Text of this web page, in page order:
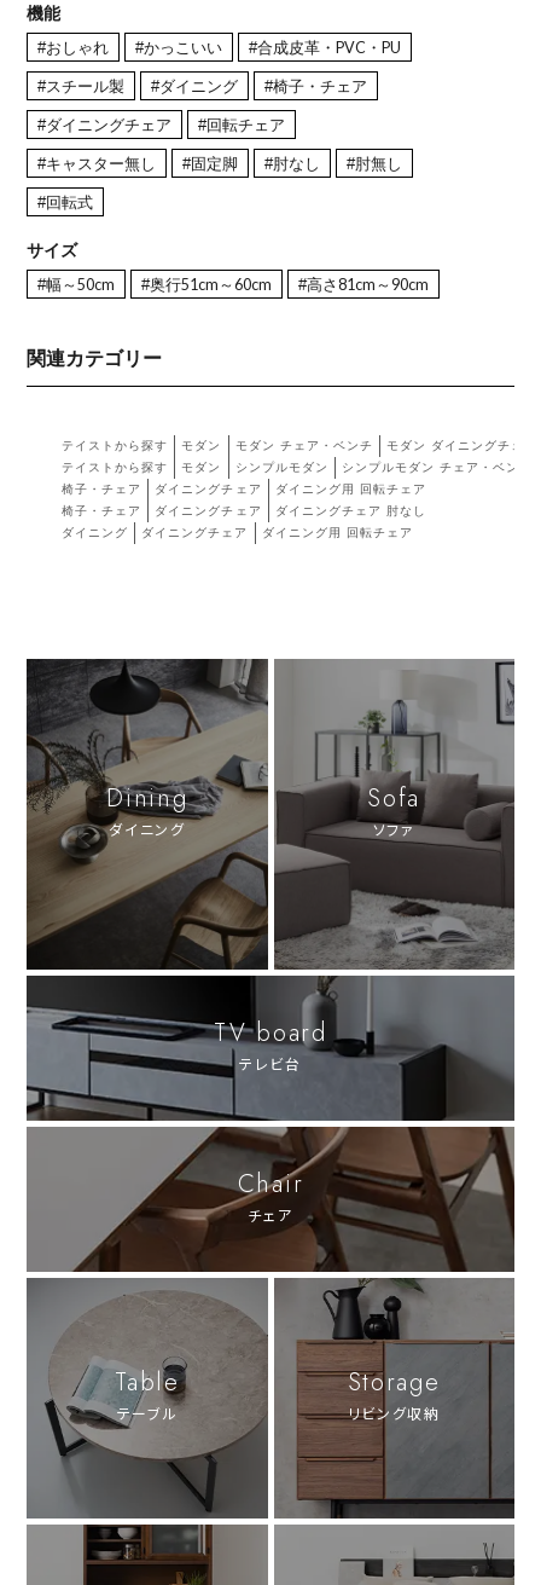
機能
#おしゃれ #かっこいい #合成皮革・PVC・PU
#スチール製 #ダイニング #椅子・チェア
#ダイニングチェア #回転チェア
#キャスター無し #固定脚 #肘なし #肘無し
#回転式
サイズ
#幅～50cm #奥行51cm～60cm #高さ81cm～90cm
関連カテゴリー
テイストから探す モダン モダン チェア・ベンチ
モダン ダイニングチェア
テイストから探す
モダン シンプルモダン
シンプルモダン チェア・ベンチ
椅子・チェア
ダイニングチェア
ダイニング用 回転チェア
椅子・チェア
ダイニングチェア
ダイニングチェア 肘なし
ダイニング
ダイニングチェア ダイニング用 回転チェア
Dining
ダイニング
Sofa
ソファ
TV board
テレビ台
Chair
チェア
Table
テーブル
Storage
リビング収納